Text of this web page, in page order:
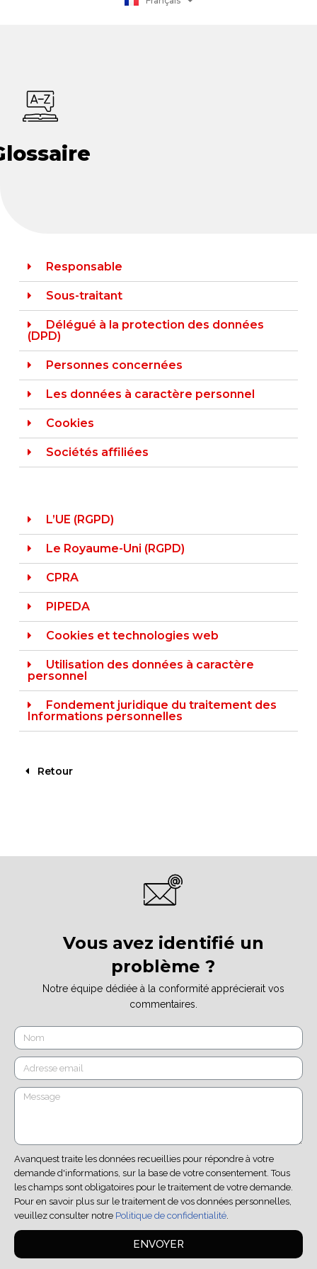
Responsable
Sous-traitant
Délégué à la protection des données
(DPD)
Personnes concernées
Les données à caractère personnel
Cookies
Sociétés affiliées
L’UE (RGPD)
Le Royaume-Uni (RGPD)
CPRA
PIPEDA
Cookies et technologies web
Utilisation des données à caractère
personnel
Fondement juridique du traitement des
Informations personnelles
Retour
Vous avez identifié un
problème ?
Notre équipe dédiée à la conformité apprécierait vos
commentaires.
Avanquest traite les données recueillies pour répondre à votre
demande d'informations, sur la base de votre consentement. Tous
les champs sont obligatoires pour le traitement de votre demande.
Pour en savoir plus sur le traitement de vos données personnelles,
veuillez consulter notre Politique de confidentialité.
ENVOYER